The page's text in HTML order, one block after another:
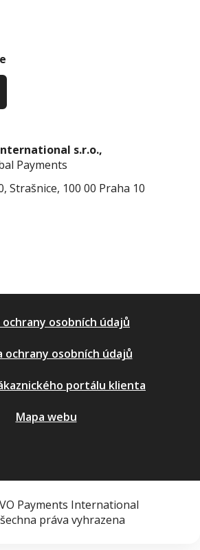
s.r.o.,
Payments
Strašnice, 100 00 Praha 10
ochrany osobních údajů
ochrany osobních údajů
portálu klienta
Mapa webu
Payments International
práva vyhrazena